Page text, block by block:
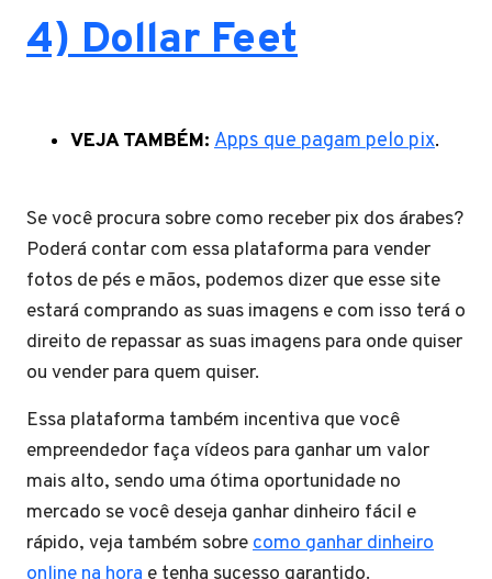
4) Dollar Feet
VEJA TAMBÉM: Apps que pagam pelo pix.
Se você procura sobre como receber pix dos árabes?
Poderá contar com essa plataforma para vender
fotos de pés e mãos, podemos dizer que esse site
estará comprando as suas imagens e com isso terá o
direito de repassar as suas imagens para onde quiser
ou vender para quem quiser.
Essa plataforma também incentiva que você
empreendedor faça vídeos para ganhar um valor
mais alto, sendo uma ótima oportunidade no
mercado se você deseja ganhar dinheiro fácil e
rápido, veja também sobrecomo ganhar dinheiro
online na hora e tenha sucesso garantido.